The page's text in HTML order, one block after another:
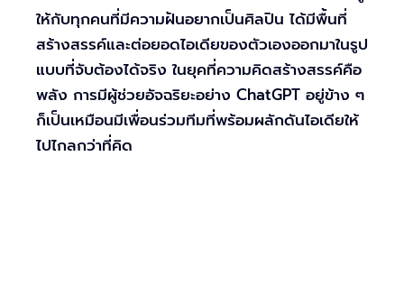
ให้กับทุกคนที่มีความฝันอยากเป็นศิลปิน ได้มีพื้นที่
สร้างสรรค์และต่อยอดไอเดียของตัวเองออกมาในรูป
แบบที่จับต้องได้จริง ในยุคที่ความคิดสร้างสรรค์คือ
พลัง การมีผู้ช่วยอัจฉริยะอย่าง ChatGPT อยู่ข้าง ๆ
ก็เป็นเหมือนมีเพื่อนร่วมทีมที่พร้อมผลักดันไอเดียให้
ไปไกลกว่าที่คิด